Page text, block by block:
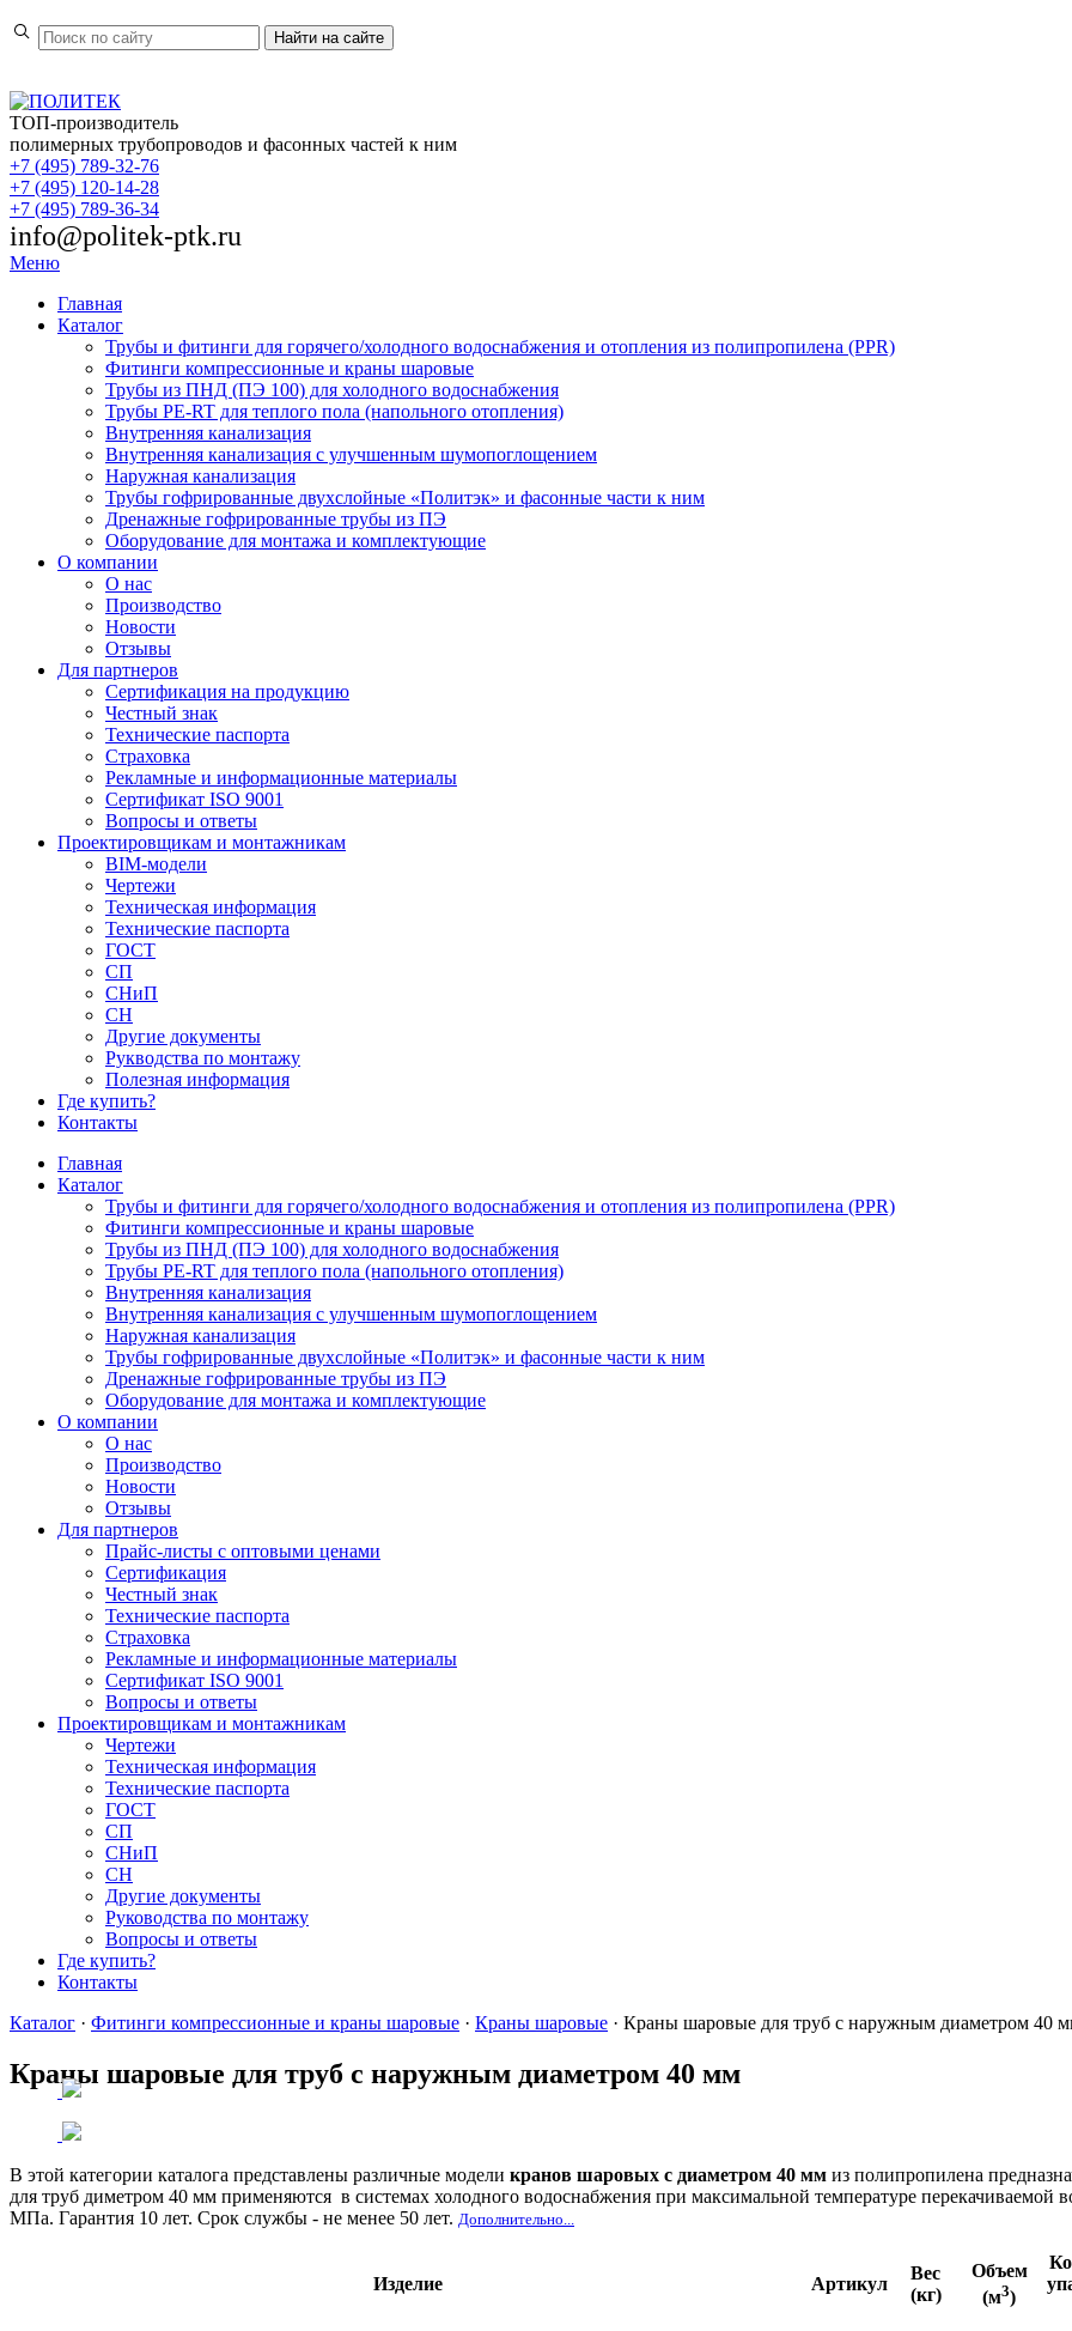
Найти на сайте
ТОП-производитель
полимерных трубопроводов и фасонных частей к ним
+7 (495) 789-32-76
+7 (495) 120-14-28
+7 (495) 789-36-34
info@politek-ptk.ru
Меню
Главная
Каталог
Трубы и фитинги для горячего/холодного водоснабжения и отопления из полипропилена (PPR)
Фитинги компрессионные и краны шаровые
Трубы из ПНД (ПЭ 100) для холодного водоснабжения
Трубы PE-RT для теплого пола (напольного отопления)
Внутренняя канализация
Внутренняя канализация с улучшенным шумопоглощением
Наружная канализация
Трубы гофрированные двухслойные «Политэк» и фасонные части к ним
Дренажные гофрированные трубы из ПЭ
Оборудование для монтажа и комплектующие
О компании
О нас
Производство
Новости
Отзывы
Для партнеров
Сертификация на продукцию
Честный знак
Технические паспорта
Страховка
Рекламные и информационные материалы
Сертификат ISO 9001
Вопросы и ответы
Проектировщикам и монтажникам
BIM-модели
Чертежи
Техническая информация
Технические паспорта
ГОСТ
СП
СНиП
СН
Другие документы
Рукводства по монтажу
Полезная информация
Где купить?
Контакты
Главная
Каталог
Трубы и фитинги для горячего/холодного водоснабжения и отопления из полипропилена (PPR)
Фитинги компрессионные и краны шаровые
Трубы из ПНД (ПЭ 100) для холодного водоснабжения
Трубы PE-RT для теплого пола (напольного отопления)
Внутренняя канализация
Внутренняя канализация с улучшенным шумопоглощением
Наружная канализация
Трубы гофрированные двухслойные «Политэк» и фасонные части к ним
Дренажные гофрированные трубы из ПЭ
Оборудование для монтажа и комплектующие
О компании
О нас
Производство
Новости
Отзывы
Для партнеров
Прайс-листы с оптовыми ценами
Сертификация
Честный знак
Технические паспорта
Страховка
Рекламные и информационные материалы
Сертификат ISO 9001
Вопросы и ответы
Проектировщикам и монтажникам
Чертежи
Техническая информация
Технические паспорта
ГОСТ
СП
СНиП
СН
Другие документы
Руководства по монтажу
Вопросы и ответы
Где купить?
Контакты
Каталог · Фитинги компрессионные и краны шаровые · Краны шаровые · Краны шаровые для труб с наружным диаметром 40
Краны шаровые для труб с наружным диаметром 40 мм
В этой категории каталога представлены различные модели кранов шаровых с диаметром 40 мм из полипропилена
для труб диметром 40 мм применяются в системах холодного водоснабжения при максимальной температуре перекачиваемой
МПа. Гарантия 10 лет. Срок службы - не менее 50 лет. Дополнительно...
Изделие Артикул
Вес
(кг)
Объем
(м3)